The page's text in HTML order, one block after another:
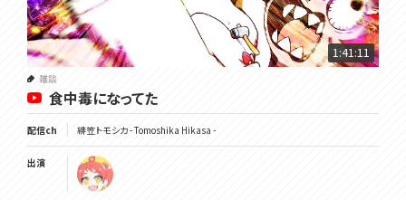
1:41:11
雑談
食中毒になってた
配信ch 緋笠トモシカ - Tomoshika Hikasa -
出演